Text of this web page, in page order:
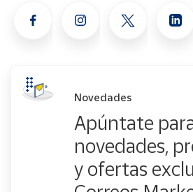
Novedades
Apúntate
novedades,
y ofertas